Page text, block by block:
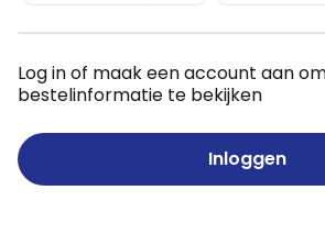
Log in of maak een account aan
bestelinformatie te bekijken
Inloggen